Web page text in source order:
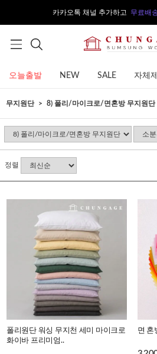
카카오톡 채널 추가하고 무료배
오늘출발 NEW SALE 자체
무지원단 8) 폴리/마이크로/면혼방 무지원단
정렬
폴리원단 워싱 무지천 세미 마이크로
화이바 프리미엄..
면 혼